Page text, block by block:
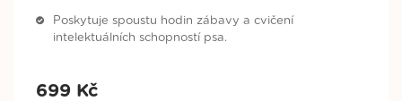
Nedostupné
Poskytuje spoustu hodin zábavy a cvičení
intelektuálních schopností psa.
699 Kč